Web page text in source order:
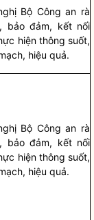
Bộ Công an rà
bảo đảm, kết nối
hiện thông suốt,
hiệu quả.
Bộ Công an rà
bảo đảm, kết nối
hiện thông suốt,
hiệu quả.